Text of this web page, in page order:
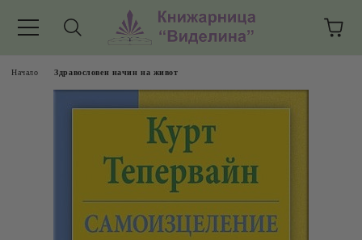
Начало Здравословен начин на живот